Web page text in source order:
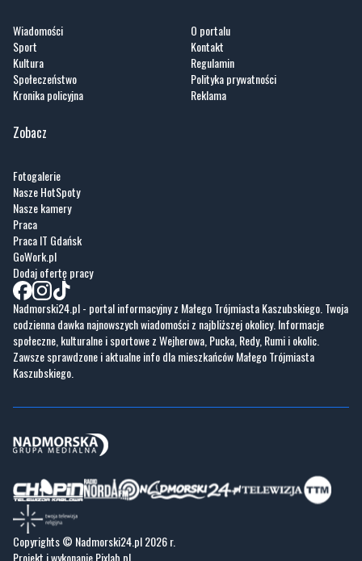
Wiadomości
Sport
Kultura
Społeczeństwo
Kronika policyjna
O portalu
Kontakt
Regulamin
Polityka prywatności
Reklama
Zobacz
Fotogalerie
Nasze HotSpoty
Nasze kamery
Praca
Praca IT Gdańsk
GoWork.pl
Dodaj ofertę pracy
Nadmorski24.pl - portal informacyjny z Małego Trójmiasta Kaszubskiego. Twoja
codzienna dawka najnowszych wiadomości z najbliższej okolicy. Informacje
społeczne, kulturalne i sportowe z Wejherowa, Pucka, Redy, Rumi i okolic.
Zawsze sprawdzone i aktualne info dla mieszkańców Małego Trójmiasta
Kaszubskiego.
Copyrights © Nadmorski24.pl 2026 r.
Projekt i wykonaniePixlab.pl